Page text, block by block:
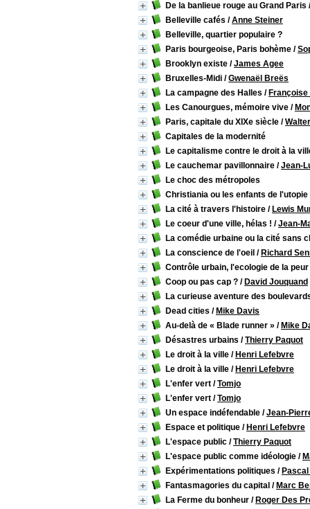
De la banlieue rouge au Grand Paris
Belleville cafés /Anne Steiner
Belleville, quartier populaire ?
Paris bourgeoise, Paris bohème /
Brooklyn existe /James Agee
Bruxelles-Midi /Gwenaël Breës
La campagne des Halles /
Les Canourgues, mémoire vive /
Paris, capitale du XIXe siècle /
Capitales de la modernité
Le capitalisme contre le droit à la
Le cauchemar pavillonnaire /Jean-
Le choc des métropoles
Christiania ou les enfants de l'utopie
La cité à travers l'histoire / Lewis
Le coeur d'une ville, hélas ! /Jean-
La comédie urbaine ou la cité sans
La conscience de l'oeil / Richard
Contrôle urbain, l'ecologie de la peur
Coop ou pas cap ? / David Jouquand
La curieuse aventure des
Dead cities / Mike Davis
Au-delà de « Blade runner » / Mike
Désastres urbains /Thierry Paquot
Le droit à la ville / Henri Lefebvre
Le droit à la ville / Henri Lefebvre
L'enfer vert /Tomjo
L'enfer vert /Tomjo
Un espace indéfendable /Jean-
Espace et politique / Henri Lefebvre
L'espace public /Thierry Paquot
L'espace public comme idéologie /
Expérimentations politiques /
Fantasmagories du capital / Marc
La Ferme du bonheur / Roger Des